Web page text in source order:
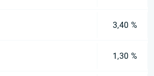
3,40 %
1,30 %